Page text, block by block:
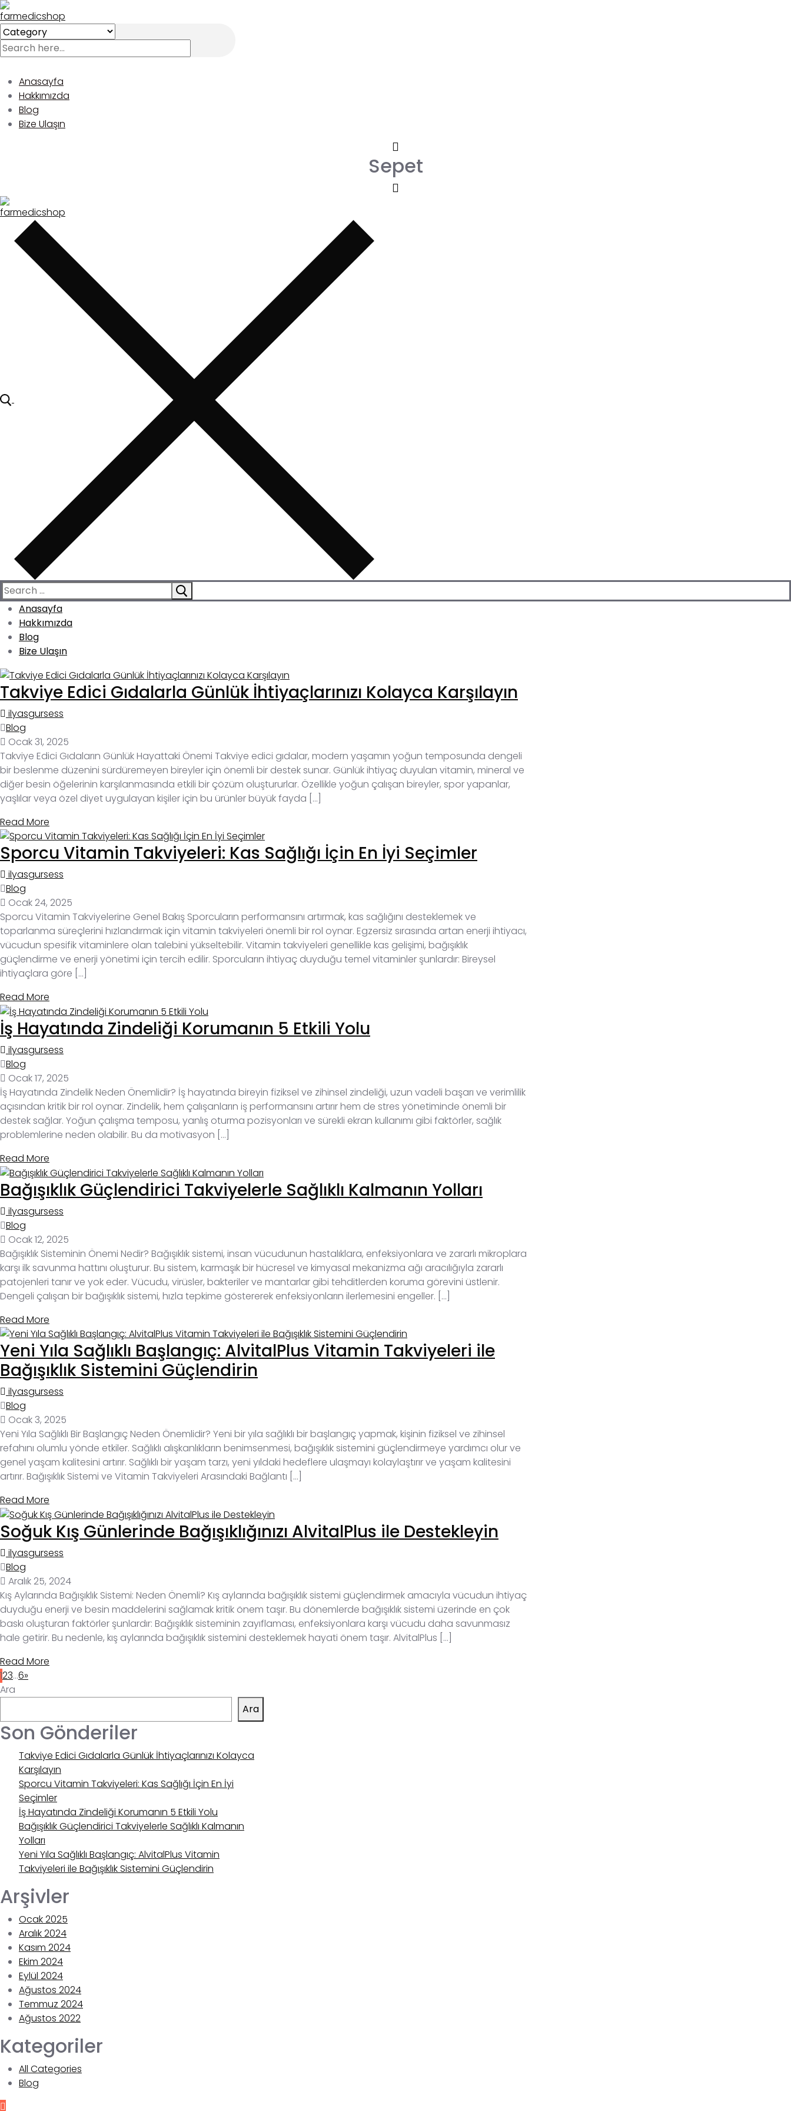
Skip
to
content
Menu
Close
Search
for:
Anasayfa
Hakkımızda
Blog
Bize Ulaşın
Sepet
Search
for: Anasayfa
Hakkımızda
Blog
Bize Ulaşın
Takviye Edici Gıdalarla Günlük İhtiyaçlarınızı Kolayca Karşılayın
ilyasgursess
Blog
Ocak 31, 2025
Takviye Edici Gıdaların Günlük Hayattaki Önemi Takviye edici gıdalar, modern yaşamın yoğun temposunda dengeli
bir beslenme düzenini sürdüremeyen bireyler için önemli bir destek sunar. Günlük ihtiyaç duyulan vitamin, mineral ve
diğer besin öğelerinin karşılanmasında etkili bir çözüm oluştururlar. Özellikle yoğun çalışan bireyler, spor yapanlar,
yaşlılar veya özel diyet uygulayan kişiler için bu ürünler büyük fayda […]
Read More
Sporcu Vitamin Takviyeleri: Kas Sağlığı İçin En İyi Seçimler
ilyasgursess
Blog
Ocak 24, 2025
Sporcu Vitamin Takviyelerine Genel Bakış Sporcuların performansını artırmak, kas sağlığını desteklemek ve
toparlanma süreçlerini hızlandırmak için vitamin takviyeleri önemli bir rol oynar. Egzersiz sırasında artan enerji ihtiyacı,
vücudun spesifik vitaminlere olan talebini yükseltebilir. Vitamin takviyeleri genellikle kas gelişimi, bağışıklık
güçlendirme ve enerji yönetimi için tercih edilir. Sporcuların ihtiyaç duyduğu temel vitaminler şunlardır: Bireysel
ihtiyaçlara göre […]
Read More
İş Hayatında Zindeliği Korumanın 5 Etkili Yolu
ilyasgursess
Blog
Ocak 17, 2025
İş Hayatında Zindelik Neden Önemlidir? İş hayatında bireyin fiziksel ve zihinsel zindeliği, uzun vadeli başarı ve verimlilik
açısından kritik bir rol oynar. Zindelik, hem çalışanların iş performansını artırır hem de stres yönetiminde önemli bir
destek sağlar. Yoğun çalışma temposu, yanlış oturma pozisyonları ve sürekli ekran kullanımı gibi faktörler, sağlık
problemlerine neden olabilir. Bu da motivasyon […]
Read More
Bağışıklık Güçlendirici Takviyelerle Sağlıklı Kalmanın Yolları
ilyasgursess
Blog
Ocak 12, 2025
Bağışıklık Sisteminin Önemi Nedir? Bağışıklık sistemi, insan vücudunun hastalıklara, enfeksiyonlara ve zararlı mikroplara
karşı ilk savunma hattını oluşturur. Bu sistem, karmaşık bir hücresel ve kimyasal mekanizma ağı aracılığıyla zararlı
patojenleri tanır ve yok eder. Vücudu, virüsler, bakteriler ve mantarlar gibi tehditlerden koruma görevini üstlenir.
Dengeli çalışan bir bağışıklık sistemi, hızla tepkime göstererek enfeksiyonların ilerlemesini engeller. […]
Read More
Yeni Yıla Sağlıklı Başlangıç: AlvitalPlus Vitamin Takviyeleri ile
Bağışıklık Sistemini Güçlendirin
ilyasgursess
Blog
Ocak 3, 2025
Yeni Yıla Sağlıklı Bir Başlangıç Neden Önemlidir? Yeni bir yıla sağlıklı bir başlangıç yapmak, kişinin fiziksel ve zihinsel
refahını olumlu yönde etkiler. Sağlıklı alışkanlıkların benimsenmesi, bağışıklık sistemini güçlendirmeye yardımcı olur ve
genel yaşam kalitesini artırır. Sağlıklı bir yaşam tarzı, yeni yıldaki hedeflere ulaşmayı kolaylaştırır ve yaşam kalitesini
artırır. Bağışıklık Sistemi ve Vitamin Takviyeleri Arasındaki Bağlantı […]
Read More
Soğuk Kış Günlerinde Bağışıklığınızı AlvitalPlus ile Destekleyin
ilyasgursess
Blog
Aralık 25, 2024
Kış Aylarında Bağışıklık Sistemi: Neden Önemli? Kış aylarında bağışıklık sistemi güçlendirmek amacıyla vücudun ihtiyaç
duyduğu enerji ve besin maddelerini sağlamak kritik önem taşır. Bu dönemlerde bağışıklık sistemi üzerinde en çok
baskı oluşturan faktörler şunlardır: Bağışıklık sisteminin zayıflaması, enfeksiyonlara karşı vücudu daha savunmasız
hale getirir. Bu nedenle, kış aylarında bağışıklık sistemini desteklemek hayati önem taşır. AlvitalPlus […]
Read More
123…6»
Ara
Ara
Son Gönderiler
Takviye Edici Gıdalarla Günlük İhtiyaçlarınızı Kolayca
Karşılayın
Sporcu Vitamin Takviyeleri: Kas Sağlığı İçin En İyi
Seçimler
İş Hayatında Zindeliği Korumanın 5 Etkili Yolu
Bağışıklık Güçlendirici Takviyelerle Sağlıklı Kalmanın
Yolları
Yeni Yıla Sağlıklı Başlangıç: AlvitalPlus Vitamin
Takviyeleri ile Bağışıklık Sistemini Güçlendirin
Arşivler
Ocak 2025
Aralık 2024
Kasım 2024
Ekim 2024
Eylül 2024
Ağustos 2024
Temmuz 2024
Ağustos 2022
Kategoriler
All Categories
Blog